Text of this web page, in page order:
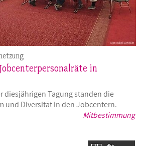
Mitbestimmung
in
diesjährigen Tagung standen die
und Diversität in den Jobcentern.